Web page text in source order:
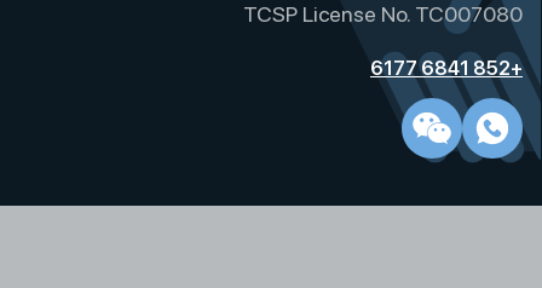
TCSP License No. TC007080
+852 6841 6177